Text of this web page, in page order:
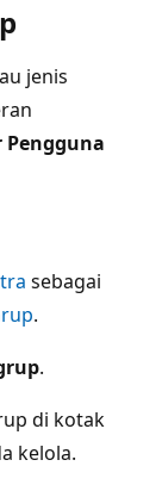
jenis
sebagai
.
.
di kotak
kelola.